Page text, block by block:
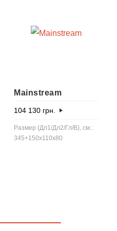
Mainstream
104 130 грн.
Размер (Дл1/Дл2/Гл/В), см.:
345+150x110x80